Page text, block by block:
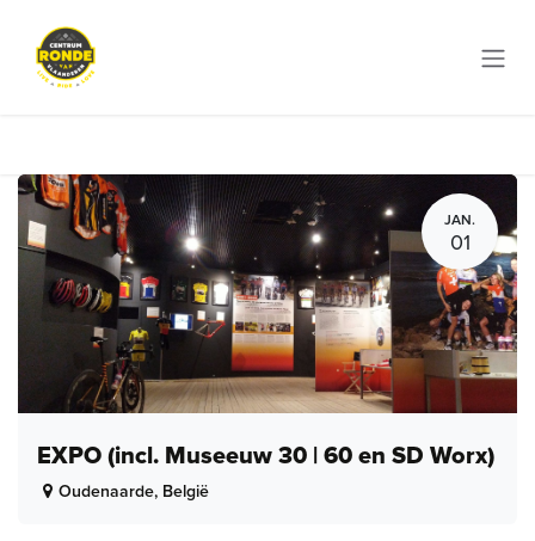
JAN.
01
EXPO (incl. Museeuw 30 | 60 en SD Worx)
Oudenaarde, België